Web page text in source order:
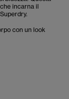
incarna il
con un look